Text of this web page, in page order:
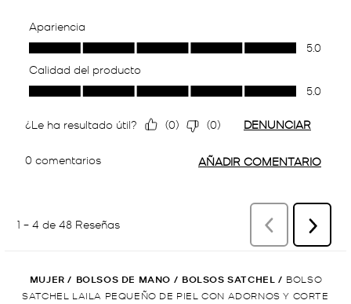
MUJER / BOLSOS DE MANO / BOLSOS SATCHEL / BOLSO
SATCHEL LAILA PEQUEÑO DE PIEL CON ADORNOS Y CORTE